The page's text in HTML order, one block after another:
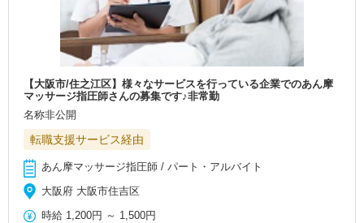
【大阪市/住之江区】様々なサービスを行っている企業でのあん摩
マッサージ指圧師さんの募集です♪非常勤
名称非公開
転職支援サービス経由
あん摩マッサージ指圧師 / パート・アルバイト
大阪府 大阪市住吉区
時給 1,200円 ～ 1,500円